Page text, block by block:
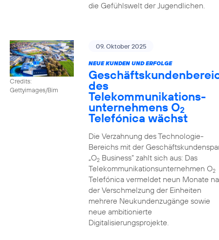
die Gefühlswelt der Jugendlichen.
Credits:
Gettyimages/Bim
09. Oktober 2025
NEUE KUNDEN UND ERFOLGE
des
Telekommunikations­
unternehmens O2
Telefónica wächst
Die Verzahnung des Technologie-
Bereichs mit der
„O2Business” zahlt sich aus: Das
Telekommunikationsunternehmen O2
Telefónica vermeldet neun Monate
der Verschmelzung der Einheiten
mehrere Neukundenzugänge sowie
neue ambitionierte
Digitalisierungsprojekte.